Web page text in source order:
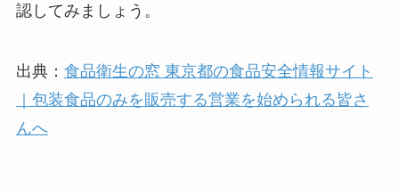
認してみましょう。
出典： 食品衛生の窓 東京都の食品安全情報サイト
｜包装食品のみを販売する営業を始められる皆さ
んへ